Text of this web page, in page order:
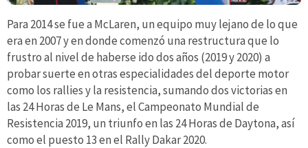
Para 2014 se fue a McLaren, un equipo muy lejano de lo que
era en 2007 y en donde comenzó una restructura que lo
frustro al nivel de haberse ido dos años (2019 y 2020) a
probar suerte en otras especialidades del deporte motor
como los rallies y la resistencia, sumando dos victorias en
las 24 Horas de Le Mans, el Campeonato Mundial de
Resistencia 2019, un triunfo en las 24 Horas de Daytona, así
como el puesto 13 en el Rally Dakar 2020.